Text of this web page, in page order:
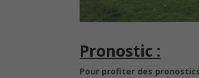
Pronostic :
Pour profiter des